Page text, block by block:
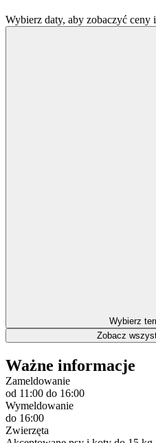
Wybierz daty, aby zobaczyć ceny
Wybierz
Zobacz
Ważne informacje
Zameldowanie
od 11:00 do 16:00
Wymeldowanie
do 16:00
Zwierzęta